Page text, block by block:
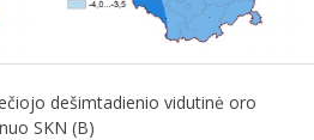
dešimtadienio vidutinė oro
SKN (B)